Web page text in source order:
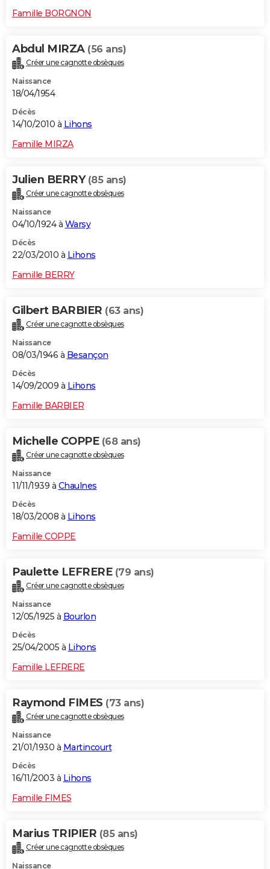
Famille BORGNON
Abdul MIRZA (56 ans)
Créer une cagnotte obsèques
Naissance
18/04/1954
Décès
14/10/2010 à Lihons
Famille MIRZA
Julien BERRY (85 ans)
Créer une cagnotte obsèques
Naissance
04/10/1924 à Warsy
Décès
22/03/2010 à Lihons
Famille BERRY
Gilbert BARBIER (63 ans)
Créer une cagnotte obsèques
Naissance
08/03/1946 à Besançon
Décès
14/09/2009 à Lihons
Famille BARBIER
Michelle COPPE (68 ans)
Créer une cagnotte obsèques
Naissance
11/11/1939 à Chaulnes
Décès
18/03/2008 à Lihons
Famille COPPE
Paulette LEFRERE (79 ans)
Créer une cagnotte obsèques
Naissance
12/05/1925 à Bourlon
Décès
25/04/2005 à Lihons
Famille LEFRERE
Raymond FIMES (73 ans)
Créer une cagnotte obsèques
Naissance
21/01/1930 à Martincourt
Décès
16/11/2003 à Lihons
Famille FIMES
Marius TRIPIER (85 ans)
Créer une cagnotte obsèques
Naissance